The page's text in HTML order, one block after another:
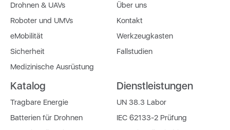
Drohnen & UAVs
Roboter und UMVs
eMobilität
Sicherheit
Medizinische Ausrüstung
Über uns
Kontakt
Werkzeugkasten
Fallstudien
Katalog
Tragbare Energie
Batterien für Drohnen
Dienstleistungen
UN 38.3 Labor
IEC 62133-2 Prüfung